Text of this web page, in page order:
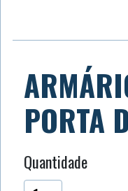
PORTA
Quantidade